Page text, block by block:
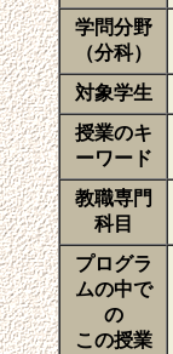
学問分野
（分科）
対象学生
授業のキ
ーワード
教職専門
科目
プログラ
ムの中で
の
この授業